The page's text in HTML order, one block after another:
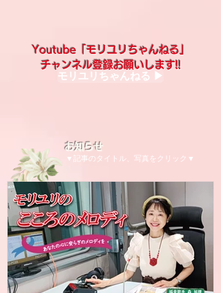
Youtube「モリユリちゃんねる」
チャンネル登録お願いします!!
モリユリちゃんねる ▶︎
お知らせ
▼記事のタイトル、写真をクリック▼